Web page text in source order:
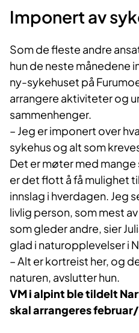
Imponert av
Som de fleste andre
hun de neste månedene
ny-sykehuset på
arrangere aktiviteter og
sammenhenger.
– Jeg er imponert over
sykehus og alt som
Det er møter med mange
er det flott å få mulighet
innslag i hverdagen. Jeg
livlig person, som mest
som gleder andre, sier
glad i naturopplevelser i
– Alt er kortreist her, og
naturen, avslutter hun.
VM i alpint ble tildelt
skal arrangeres